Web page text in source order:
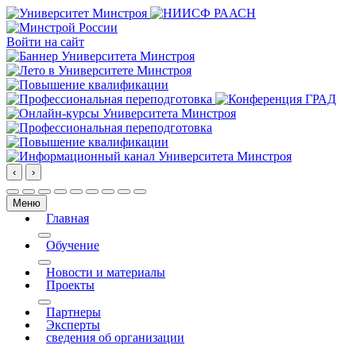
Войти на сайт
‹ ›
Меню
Главная
More about: Главная
Обучение
More about: Обучение
Новости и материалы
Проекты
More about: Проекты
Партнеры
Эксперты
сведения об организации